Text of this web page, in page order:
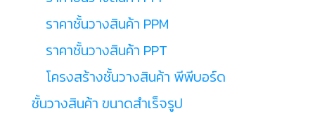
ราคาชั้นวางสินค้า PPM
ราคาชั้นวางสินค้า PPT
โครงสร้างชั้นวางสินค้า พีพีบอร์ด
ชั้นวางสินค้า ขนาดสำเร็จรูป